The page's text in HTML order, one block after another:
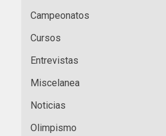
Campeonatos
Cursos
Entrevistas
Miscelanea
Noticias
Olimpismo